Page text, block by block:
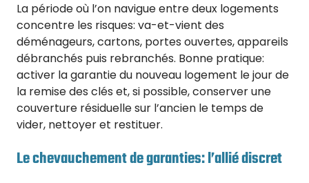
La période où l’on navigue entre deux logements
concentre les risques: va-et-vient des
déménageurs, cartons, portes ouvertes, appareils
débranchés puis rebranchés. Bonne pratique:
activer la garantie du nouveau logement le jour de
la remise des clés et, si possible, conserver une
couverture résiduelle sur l’ancien le temps de
vider, nettoyer et restituer.
Le chevauchement de garanties: l’allié discret